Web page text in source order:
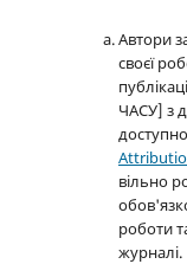
Автори
своєї
ЧАСУ] з
вільно
роботи
журналі.